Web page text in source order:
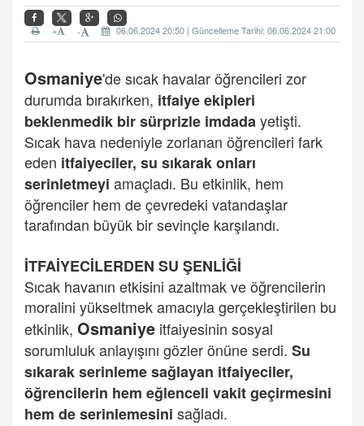
06.06.2024 20:50 | Güncelleme Tarihi: 06.06.2024 21:00
-
+
Osmaniye'de sıcak havalar öğrencileri zor
durumda bırakırken, itfaiye ekipleri
beklenmedik bir sürprizle imdadayetişti.
Sıcak hava nedeniyle zorlanan öğrencileri fark
eden itfaiyeciler, su sıkarak onları
serinletmeyi amaçladı. Bu etkinlik, hem
öğrenciler hem de çevredeki vatandaşlar
tarafından büyük bir sevinçle karşılandı.
İTFAİYECİLERDEN SU ŞENLİĞİ
Sıcak havanın etkisini azaltmak ve öğrencilerin
moralini yükseltmek amacıyla gerçekleştirilen bu
etkinlik, Osmaniye itfaiyesinin sosyal
sorumluluk anlayışını gözler önüne serdi. Su
sıkarak serinleme sağlayan itfaiyeciler,
öğrencilerin hem eğlenceli vakit geçirmesini
hem de serinlemesini sağladı.